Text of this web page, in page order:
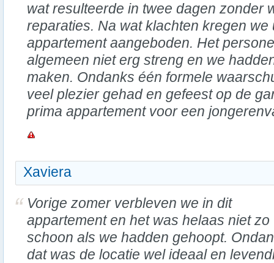
wat resulteerde in twee dagen zonder
reparaties. Na wat klachten kregen
appartement aangeboden. Het
algemeen niet erg streng en we
maken. Ondanks één formele
veel plezier gehad en gefeest op de
prima appartement voor een
Xaviera
Vorige zomer verbleven we in dit
appartement en het was helaas niet zo
schoon als we hadden gehoopt.
dat was de locatie wel ideaal en